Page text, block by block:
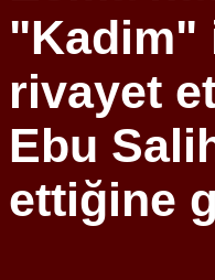
"Kadim"
rivayet
Ebu
ettiğine